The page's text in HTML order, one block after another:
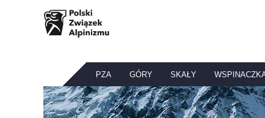
PZA GÓRY SKAŁY